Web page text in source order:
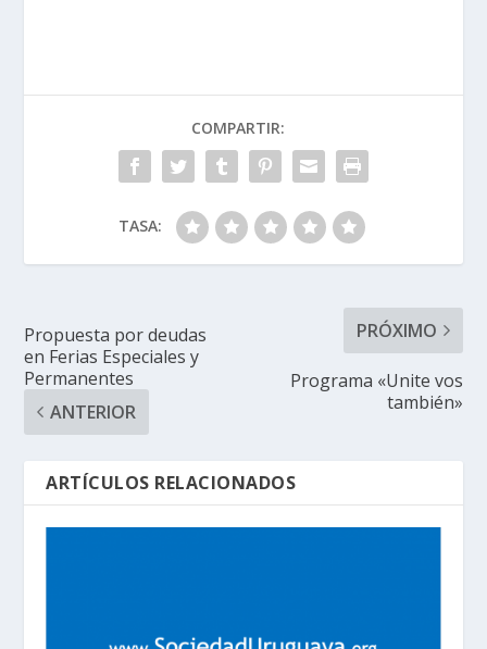
COMPARTIR:
TASA:
Propuesta por deudas
en Ferias Especiales y
Permanentes
ANTERIOR
PRÓXIMO
Programa «Unite vos
también»
ARTÍCULOS RELACIONADOS